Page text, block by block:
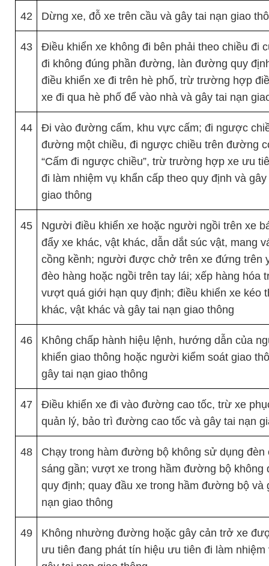
42 Dừng xe, đỗ xe trên cầu và gây tai nạn giao
43
Điều khiển xe không đi bên phải theo chiều đi
đi không đúng phần đường, làn đường quy
điều khiển xe đi trên hè phố, trừ trường hợp
xe đi qua hè phố để vào nhà và gây tai nạn
44
Đi vào đường cấm, khu vực cấm; đi ngược
đường một chiều, đi ngược chiều trên đường
“Cấm đi ngược chiều”, trừ trường hợp xe ưu
đi làm nhiệm vụ khẩn cấp theo quy định và
giao thông
45
Người điều khiển xe hoặc người ngồi trên xe
đẩy xe khác, vật khác, dẫn dắt súc vật, mang
cồng kềnh; người được chở trên xe đứng trên
đèo hàng hoặc ngồi trên tay lái; xếp hàng hóa
vượt quá giới hạn quy định; điều khiển xe kéo
khác, vật khác và gây tai nạn giao thông
46
Không chấp hành hiệu lệnh, hướng dẫn của
khiển giao thông hoặc người kiểm soát giao
gây tai nạn giao thông
47
Điều khiển xe đi vào đường cao tốc, trừ xe
quản lý, bảo trì đường cao tốc và gây tai nạn
48
Chạy trong hàm đường bộ không sử dụng đèn
sáng gần; vượt xe trong hầm đường bộ không
quy định; quay đầu xe trong hầm đường bộ và
nạn giao thông
49
Không nhường đường hoặc gây cản trở xe
ưu tiên đang phát tín hiệu ưu tiên đi làm nhiệm